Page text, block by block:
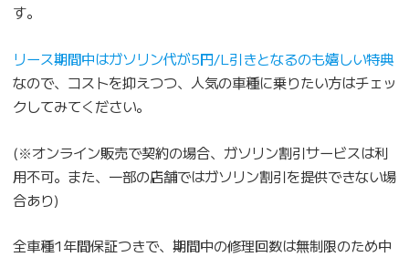
す。
リース期間中はガソリン代が5円/L引きとなるのも嬉しい特典
なので、コストを抑えつつ、人気の車種に乗りたい方はチェッ
クしてみてください。
(※オンライン販売で契約の場合、ガソリン割引サービスは利
用不可。また、一部の店舗ではガソリン割引を提供できない場
合あり)
全車種1年間保証つきで、期間中の修理回数は無制限のため中